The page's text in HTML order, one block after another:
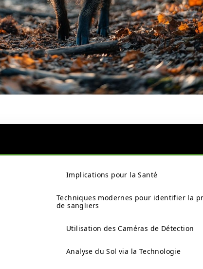
Implications pour la Santé
Techniques modernes pour identifier la
de sangliers
Utilisation des Caméras de Détection
Analyse du Sol via la Technologie